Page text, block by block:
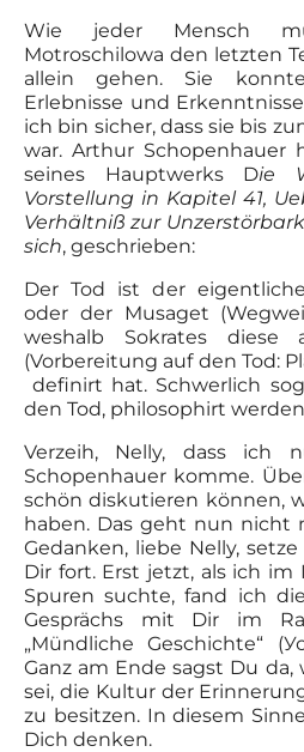
Wie jeder Mensch
Motroschilowa den letzten
allein gehen. Sie
Erlebnisse und
ich bin sicher, dass sie bis
war. Arthur Schopenhauer
seines Hauptwerks Die
Vorstellung in Kapitel 41,
Verhältniß zur
sich, geschrieben:
Der Tod ist der
oder der Musaget
weshalb Sokrates diese
(Vorbereitung auf den Tod:
definirt hat. Schwerlich
den Tod, philosophirt
Verzeih, Nelly, dass ich
Schopenhauer komme.
schön diskutieren können,
haben. Das geht nun nicht
Gedanken, liebe Nelly,
Dir fort. Erst jetzt, als ich
Spuren suchte, fand ich
Gesprächs mit Dir im
„Mündliche Geschichte“
Ganz am Ende sagst Du
sei, die Kultur der
zu besitzen. In diesem
Dich denken.